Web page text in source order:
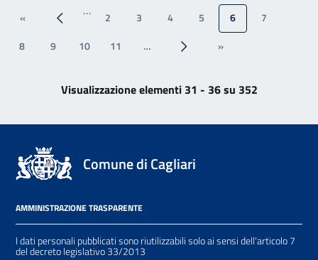
«« Prima ‹‹
… 2 3 4 5 6
7
8
9 10 11 … ›› »Ultima »
Visualizzazione elementi 31 - 36 su 352
Comune di Cagliari
AMMINISTRAZIONE TRASPARENTE
I dati personali pubblicati sono riutilizzabili solo ai sensi dell'articolo 7
del decreto legislativo 33/2013